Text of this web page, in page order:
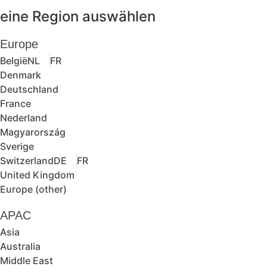
eine Region auswählen
Europe
BelgiëNL
FR
Denmark
Deutschland
France
Nederland
Magyarország
Sverige
SwitzerlandDE
FR
United Kingdom
Europe (other)
APAC
Asia
Australia
Middle East